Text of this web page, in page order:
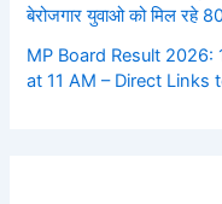
बेरोजगार युवाओ को मिल रहे
MP Board Result 2026:
at 11 AM – Direct Links